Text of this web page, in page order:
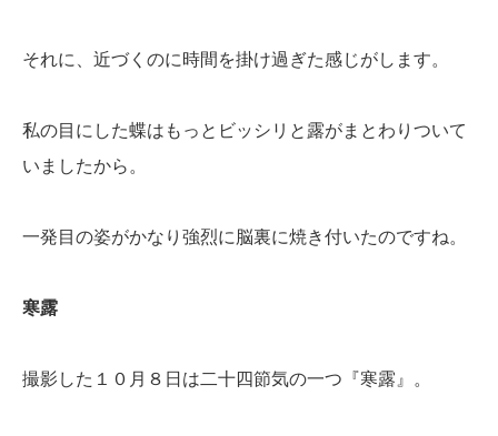
それに、近づくのに時間を掛け過ぎた感じがします。
私の目にした蝶はもっとビッシリと露がまとわりついて
いましたから。
一発目の姿がかなり強烈に脳裏に焼き付いたのですね。
寒露
撮影した１０月８日は二十四節気の一つ『寒露』。